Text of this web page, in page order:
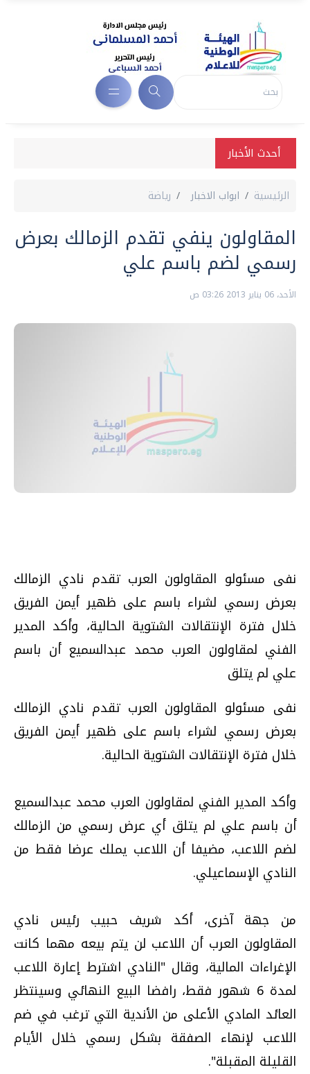
أحدث الأخبار
الرئيسية ابواب الاخبار رياضة
المقاولون ينفي تقدم الزمالك بعرض
رسمي لضم باسم علي
الأحد، 06 يناير 2013 03:26 ص
نفى مسئولو المقاولون العرب تقدم نادي الزمالك
بعرض رسمي لشراء باسم على ظهير أيمن الفريق
خلال فترة الإنتقالات الشتوية الحالية، وأكد المدير
الفني لمقاولون العرب محمد عبدالسميع أن باسم
علي لم يتلق
نفى مسئولو المقاولون العرب تقدم نادي الزمالك
بعرض رسمي لشراء باسم على ظهير أيمن الفريق
خلال فترة الإنتقالات الشتوية الحالية.
وأكد المدير الفني لمقاولون العرب محمد عبدالسميع
أن باسم علي لم يتلق أي عرض رسمي من الزمالك
لضم اللاعب، مضيفا أن اللاعب يملك عرضا فقط من
النادي الإسماعيلي.
من جهة آخرى، أكد شريف حبيب رئيس نادي
المقاولون العرب أن اللاعب لن يتم بيعه مهما كانت
الإغراءات المالية، وقال "النادي اشترط إعارة اللاعب
لمدة 6 شهور فقط، رافضا البيع النهائي وسينتظر
العائد المادي الأعلى من الأندية التي ترغب في ضم
اللاعب لإنهاء الصفقة بشكل رسمي خلال الأيام
القليلة المقبلة".